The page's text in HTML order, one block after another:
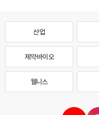
산업
제약·바이오
웰니스